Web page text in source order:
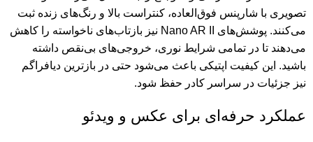
تصویری با شارپنس فوق‌العاده، کنتراست بالا و رنگ‌های زنده ثبت
می‌کنند. پوشش‌های Nano AR II نیز بازتاب‌های ناخواسته را کاهش
می‌دهند تا در تمامی شرایط نوری، خروجی‌های بی‌نقص داشته
باشید. این کیفیت اپتیکی باعث می‌شود حتی در بازترین دیافراگم
نیز جزئیات در سراسر کادر حفظ شود.
عملکرد حرفه‌ای برای عکس و ویدئو